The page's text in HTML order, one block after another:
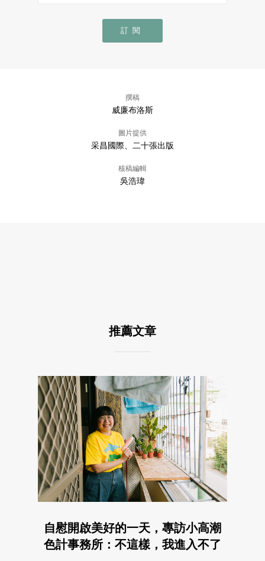
訂閱
撰稿
威廉布洛斯
圖片提供
采昌國際、二十張出版
核稿編輯
吳浩瑋
推薦文章
自慰開啟美好的一天，專訪小高潮
色計事務所：不這樣，我進入不了